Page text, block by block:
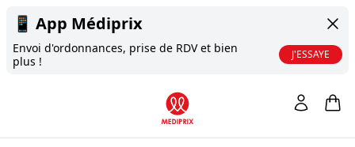
📱 App Médiprix
Envoi d'ordonnances, prise de RDV et bien
plus !
J'ESSAYE